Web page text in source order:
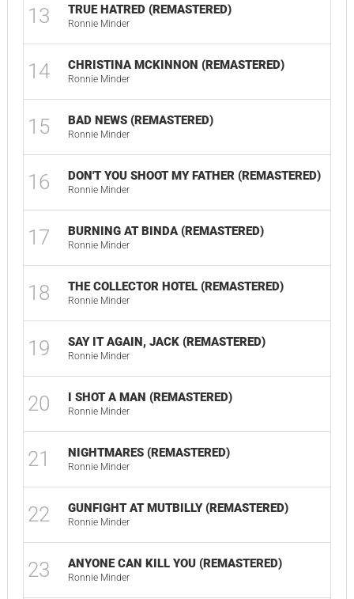
13 TRUE HATRED (REMASTERED)
Ronnie Minder
14 CHRISTINA MCKINNON (REMASTERED)
Ronnie Minder
15 BAD NEWS (REMASTERED)
Ronnie Minder
16 DON'T YOU SHOOT MY FATHER (REMASTERED)
Ronnie Minder
17 BURNING AT BINDA (REMASTERED)
Ronnie Minder
18 THE COLLECTOR HOTEL (REMASTERED)
Ronnie Minder
19 SAY IT AGAIN, JACK (REMASTERED)
Ronnie Minder
20 I SHOT A MAN (REMASTERED)
Ronnie Minder
21 NIGHTMARES (REMASTERED)
Ronnie Minder
22 GUNFIGHT AT MUTBILLY (REMASTERED)
Ronnie Minder
23 ANYONE CAN KILL YOU (REMASTERED)
Ronnie Minder